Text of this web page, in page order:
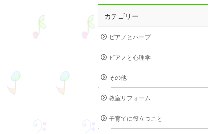
カテゴリー
ピアノとハープ
ピアノと心理学
その他
教室リフォーム
子育てに役立つこと